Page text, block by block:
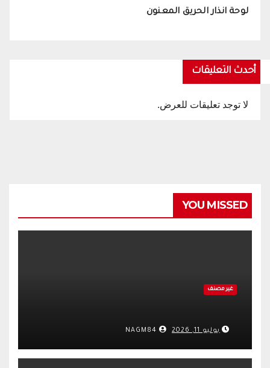
لوحة انذار الحريق المعنون
أحدث التعليقات
لا توجد تعليقات للعرض.
YOU MISSED
غير مصنف
يوليو 11, 2026